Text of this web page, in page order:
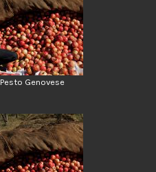
Pesto Genovese